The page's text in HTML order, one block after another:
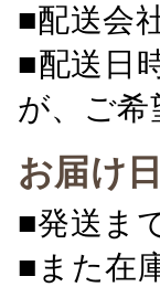
■配送会
■配送日
が、ご
お届け
■発送ま
■また在